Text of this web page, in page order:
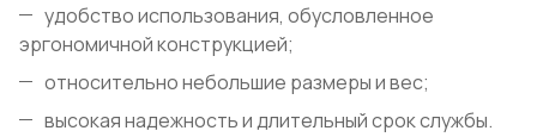
удобство использования, обусловленное
эргономичной конструкцией;
относительно небольшие размеры и вес;
высокая надежность и длительный срок службы.